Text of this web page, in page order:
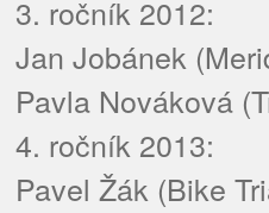
3. ročník 2012:
Jan Jobánek
Pavla Nováková
4. ročník 2013:
Pavel Žák (Bike